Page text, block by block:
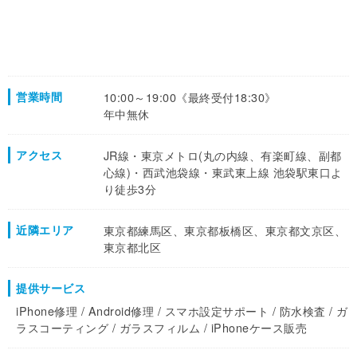
営業時間
10:00～19:00《最終受付18:30》
年中無休
アクセス
JR線・東京メトロ(丸の内線、有楽町線、副都
心線)・ 西武池袋線・東武東上線 池袋駅東口よ
り徒歩3分
近隣エリア
東京都練馬区、東京都板橋区、東京都文京区、
東京都北区
提供サービス
iPhone修理 / Android修理 / スマホ設定サポート / 防水検査 / ガ
ラスコーティング / ガラスフィルム / iPhoneケース販売